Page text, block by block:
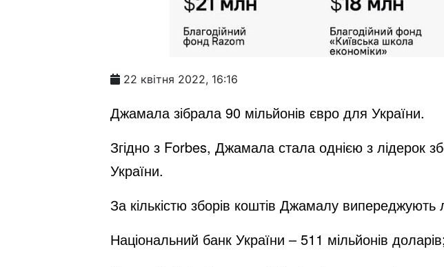
22 квітня 2022, 16:16
Джамала зібрала 90 мільйонів євро для України.
Згідно з Forbes, Джамала стала однією з лідерок
України.
За кількістю зборів коштів Джамалу
Національний банк України – 511 мільйонів доларів;